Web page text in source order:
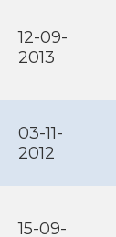
12-09-
2013
03-11-
2012
15-09-